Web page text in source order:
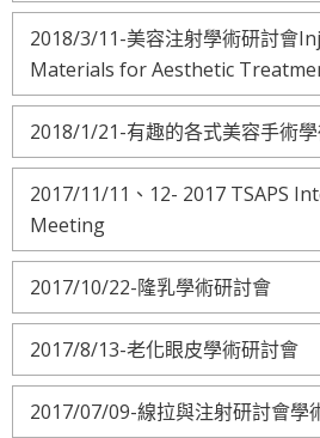
2018/3/11-美容注射學術研討會
Materials for Aesthetic
2018/1/21-有趣的各式美容手術
2017/11/11、12- 2017 TSAPS
Meeting
2017/10/22-隆乳學術研討會
2017/8/13-老化眼皮學術研討會
2017/07/09-線拉與注射研討會學